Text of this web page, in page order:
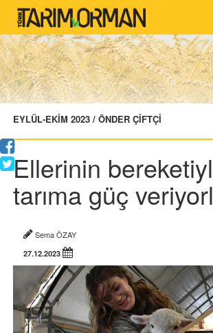
EYLÜL-EKİM 2023 / ÖNDER ÇİFTÇİ
Ellerinin
tarıma güç
Sema ÖZAY
27.12.2023